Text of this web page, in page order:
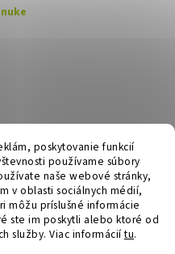
poskytovanie funkcií
používame súbory
naše webové stránky,
v oblasti sociálnych médií,
môžu príslušné informácie
ste im poskytli alebo ktoré od
služby. Viac informáciítu.
Shoptet